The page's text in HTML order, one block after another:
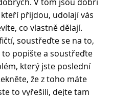
přijdou, udolají vás
co vlastně dělají.
soustřeďte se na to,
popište a soustřeďte
který jste poslední
že z toho máte
to vyřešili, dejte tam